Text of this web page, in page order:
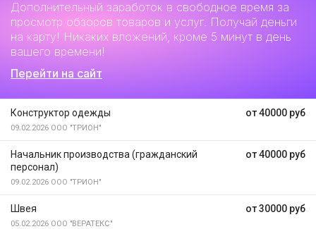
Дополнительный заработок в свободное время за
просмотр обзоров товаров и услуг. Получай деньги
на карту! Никаких вложений, кроме 5 минут в день
вашего времени!
Перейти на сайт
от 40000 руб
Конструктор одежды
09.02.2026 ООО "ТРИОН"
от 40000 руб
Начальник производства (гражданский
персонал)
09.02.2026 ООО "ТРИОН"
от 30000 руб
Швея
05.02.2026 ООО "ВЕРАТЕКС"